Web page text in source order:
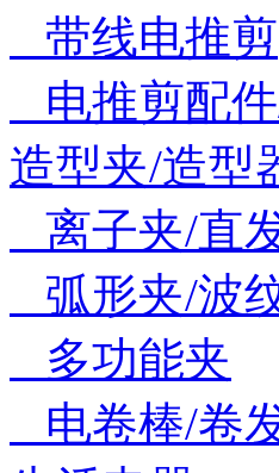
带线电推剪
电推剪配
造型夹/造型
离子夹/直
弧形夹/波
多功能夹
电卷棒/卷